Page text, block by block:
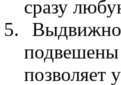
сразу
позволяет